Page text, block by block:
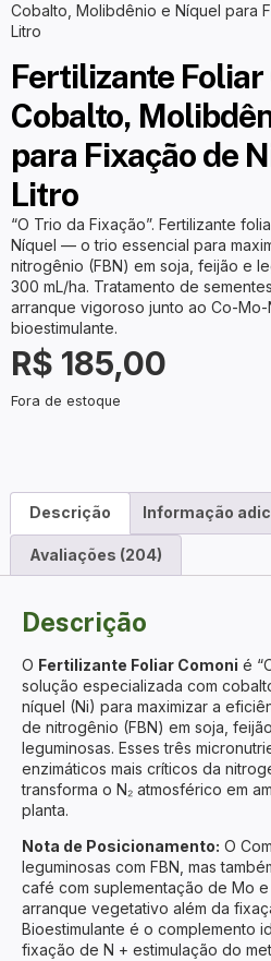
Cobalto, Molibdênio e Níquel para
Litro
Fertilizante Foliar
Cobalto,
para Fixação de
Litro
“O Trio da Fixação”. Fertilizante
Níquel — o trio essencial para
nitrogênio (FBN) em soja, feijão e
300 mL/ha. Tratamento de
arranque vigoroso junto ao Co-Mo-
bioestimulante.
R$ 185,00
Fora de estoque
Descrição Informação
Avaliações (204)
Descrição
O Fertilizante Foliar Comoni é
solução especializada com
níquel (Ni) para maximizar a
de nitrogênio (FBN) em soja,
leguminosas. Esses três
enzimáticos mais críticos da
transforma o N₂ atmosférico em
planta.
Nota de Posicionamento: O
leguminosas com FBN, mas
café com suplementação de Mo e
arranque vegetativo além da
Bioestimulante é o complemento
fixação de N + estimulação do